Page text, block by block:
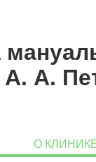
А. А.
О